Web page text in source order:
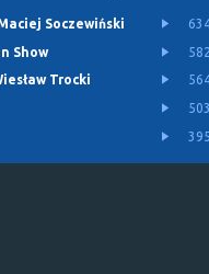
Soczewiński
Show
Trocki